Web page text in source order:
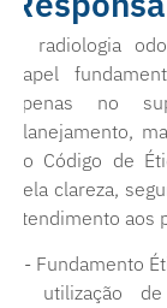
A radiologia
papel
apenas no
planejamento,
do Código de
pela clareza,
atendimento aos
1- Fundamento
A utilização